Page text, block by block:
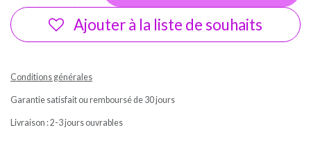
Ajouter à la liste de souhaits
Conditions générales
Garantie satisfait ou remboursé de 30 jours
Livraison : 2-3 jours ouvrables